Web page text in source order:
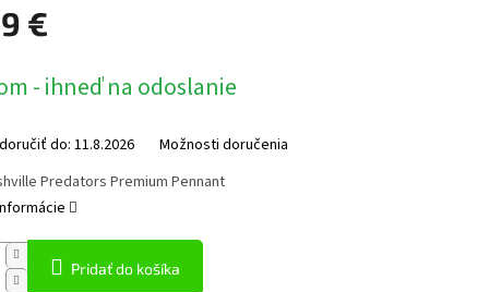
€
- ihneď na odoslanie
do: 11.8.2026 Možnosti doručenia
Pridať do košíka
Predators Premium Pennant